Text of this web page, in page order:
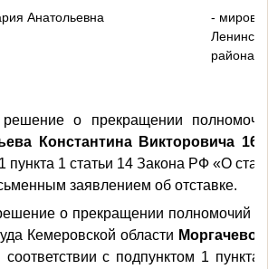
Анатольевна
-
Ленинск-
района
о прекращении
Константина Викторовича 16
пункта 1 статьи 14 Закона РФ «О
заявлением об отставке.
о прекращении полномочий
Кемеровской области
соответствии с подпунктом 1